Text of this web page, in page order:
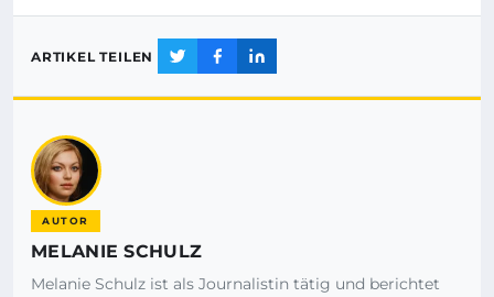
ARTIKEL TEILEN
AUTOR
MELANIE SCHULZ
Melanie Schulz ist als Journalistin tätig und berichtet